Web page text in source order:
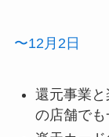
〜12月2日
還元事業
の店舗で